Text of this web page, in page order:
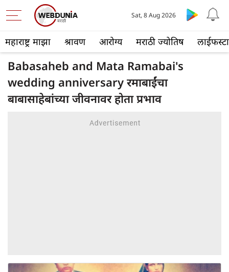
महाराष्ट्र माझा श्रावण आरोग्य मराठी ज्योतिष
Sat, 8 Aug 2026
Babasaheb and Mata Ramabai's
wedding anniversary रमाबाईंचा
बाबासाहेबांच्या जीवनावर होता प्रभाव